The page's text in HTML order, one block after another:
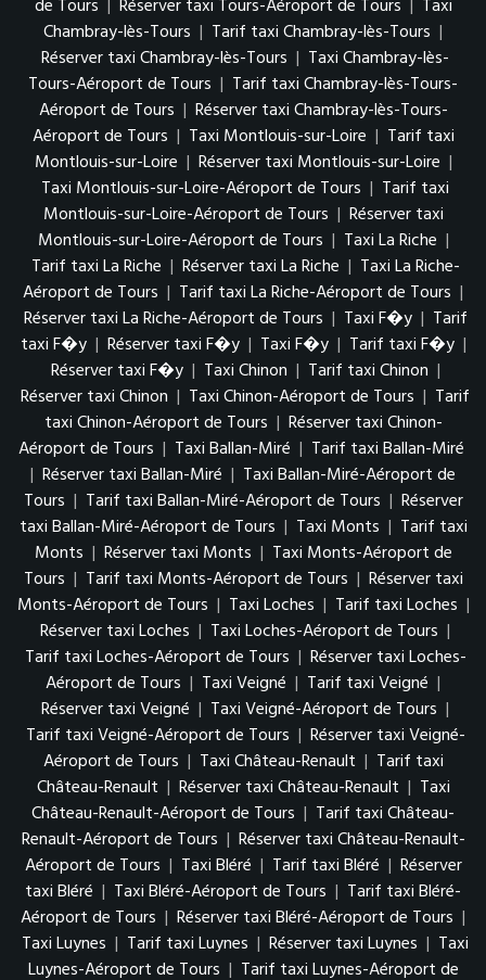
de Tours | Réserver taxi Tours-Aéroport de Tours | Taxi
Chambray-lès-Tours | Tarif taxi Chambray-lès-Tours |
Réserver taxi Chambray-lès-Tours | Taxi Chambray-lès-
Tours-Aéroport de Tours | Tarif taxi Chambray-lès-Tours-
Aéroport de Tours | Réserver taxi Chambray-lès-Tours-
Aéroport de Tours | Taxi Montlouis-sur-Loire | Tarif taxi
Montlouis-sur-Loire | Réserver taxi Montlouis-sur-Loire |
Taxi Montlouis-sur-Loire-Aéroport de Tours | Tarif taxi
Montlouis-sur-Loire-Aéroport de Tours | Réserver taxi
Montlouis-sur-Loire-Aéroport de Tours | Taxi La Riche |
Tarif taxi La Riche | Réserver taxi La Riche | Taxi La Riche-
Aéroport de Tours | Tarif taxi La Riche-Aéroport de Tours |
Réserver taxi La Riche-Aéroport de Tours | Taxi F�y | Tarif
taxi F�y | Réserver taxi F�y | Taxi F�y | Tarif taxi F�y |
Réserver taxi F�y | Taxi Chinon | Tarif taxi Chinon |
Réserver taxi Chinon | Taxi Chinon-Aéroport de Tours | Tarif
taxi Chinon-Aéroport de Tours | Réserver taxi Chinon-
Aéroport de Tours | Taxi Ballan-Miré | Tarif taxi Ballan-Miré
| Réserver taxi Ballan-Miré | Taxi Ballan-Miré-Aéroport de
Tours | Tarif taxi Ballan-Miré-Aéroport de Tours | Réserver
taxi Ballan-Miré-Aéroport de Tours | Taxi Monts | Tarif taxi
Monts | Réserver taxi Monts | Taxi Monts-Aéroport de
Tours | Tarif taxi Monts-Aéroport de Tours | Réserver taxi
Monts-Aéroport de Tours | Taxi Loches | Tarif taxi Loches |
Réserver taxi Loches | Taxi Loches-Aéroport de Tours |
Tarif taxi Loches-Aéroport de Tours | Réserver taxi Loches-
Aéroport de Tours | Taxi Veigné | Tarif taxi Veigné |
Réserver taxi Veigné | Taxi Veigné-Aéroport de Tours |
Tarif taxi Veigné-Aéroport de Tours | Réserver taxi Veigné-
Aéroport de Tours | Taxi Château-Renault | Tarif taxi
Château-Renault | Réserver taxi Château-Renault | Taxi
Château-Renault-Aéroport de Tours | Tarif taxi Château-
Renault-Aéroport de Tours | Réserver taxi Château-Renault-
Aéroport de Tours | Taxi Bléré | Tarif taxi Bléré | Réserver
taxi Bléré | Taxi Bléré-Aéroport de Tours | Tarif taxi Bléré-
Aéroport de Tours | Réserver taxi Bléré-Aéroport de Tours |
Taxi Luynes | Tarif taxi Luynes | Réserver taxi Luynes | Taxi
Luynes-Aéroport de Tours | Tarif taxi Luynes-Aéroport de